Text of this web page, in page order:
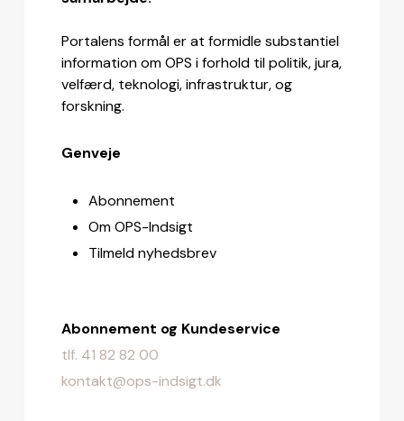
Portalens formål er at formidle substantiel
information om OPS i forhold til politik, jura,
velfærd, teknologi, infrastruktur, og
forskning.
Genveje
Abonnement
Om OPS-Indsigt
Tilmeld nyhedsbrev
Abonnement og Kundeservice
tlf. 41 82 82 00
kontakt@ops-indsigt.dk